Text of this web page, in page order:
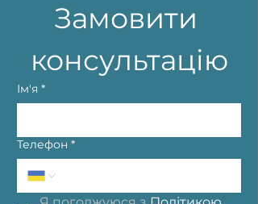
Замовити
консультацію
Ім'я *
Телефон *